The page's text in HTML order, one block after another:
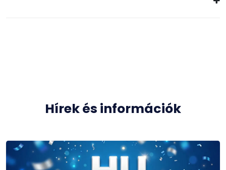
Hírek és információk